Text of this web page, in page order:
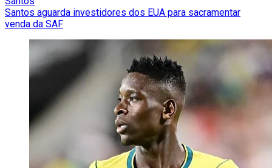
Santos aguarda investidores dos EUA para sacramentar
venda da SAF